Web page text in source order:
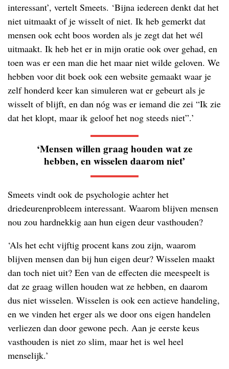
interessant’, vertelt Smeets. ‘Bijna iedereen denkt dat het
niet uitmaakt of je wisselt of niet. Ik heb gemerkt dat
mensen ook echt boos worden als je zegt dat het wél
uitmaakt. Ik heb het er in mijn oratie ook over gehad, en
toen was er een man die het maar niet wilde geloven. We
hebben voor dit boek ook een website gemaakt waar je
zelf honderd keer kan simuleren wat er gebeurt als je
wisselt of blijft, en dan nóg was er iemand die zei “Ik zie
dat het klopt, maar ik geloof het nog steeds niet”.’
‘Mensen willen graag houden wat ze
hebben, en wisselen daarom niet’
Smeets vindt ook de psychologie achter het
driedeurenprobleem interessant. Waarom blijven mensen
nou zou hardnekkig aan hun eigen deur vasthouden?
‘Als het echt vijftig procent kans zou zijn, waarom
blijven mensen dan bij hun eigen deur? Wisselen maakt
dan toch niet uit? Een van de effecten die meespeelt is
dat ze graag willen houden wat ze hebben, en daarom
dus niet wisselen. Wisselen is ook een actieve handeling,
en we vinden het erger als we door ons eigen handelen
verliezen dan door gewone pech. Aan je eerste keus
vasthouden is niet zo slim, maar het is wel heel
menselijk.’